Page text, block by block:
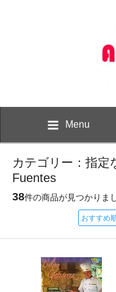
Menu
カテゴリー：指定
Fuentes
38件の商品が見つかりま
おすすめ